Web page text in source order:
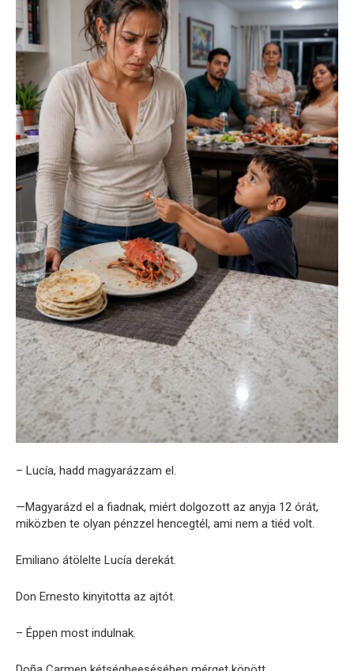
– Lucía, hadd magyarázzam el.
—Magyarázd el a fiadnak, miért dolgozott az anyja 12 órát,
miközben te olyan pénzzel hencegtél, ami nem a tiéd volt.
Emiliano átölelte Lucía derekát.
Don Ernesto kinyitotta az ajtót.
– Éppen most indulnak.